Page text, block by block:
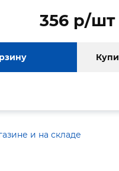
356 p/шт
и на складе